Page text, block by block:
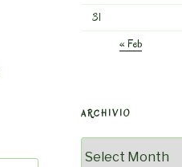
31
« Feb
ARCHIVIO